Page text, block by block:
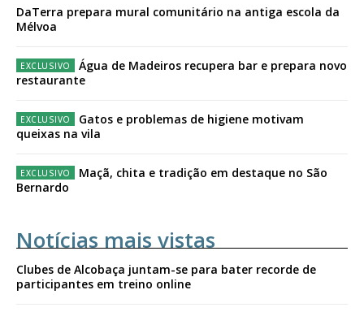
DaTerra prepara mural comunitário na antiga escola da
Mélvoa
Água de Madeiros recupera bar e prepara novo
restaurante
Gatos e problemas de higiene motivam
queixas na vila
Maçã, chita e tradição em destaque no São
Bernardo
Notícias mais vistas
Clubes de Alcobaça juntam-se para bater recorde de
participantes em treino online